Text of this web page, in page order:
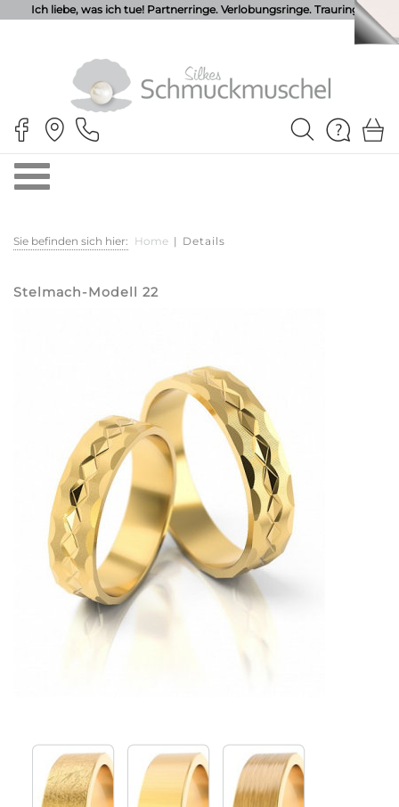
Ich liebe, was ich tue! Partnerringe. Verlobungsringe. Trauringe.
Sie befinden sich hier: Home | Details
Stelmach-Modell 22